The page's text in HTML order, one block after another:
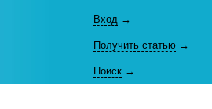
Вход →
Получить статью →
Поиск →